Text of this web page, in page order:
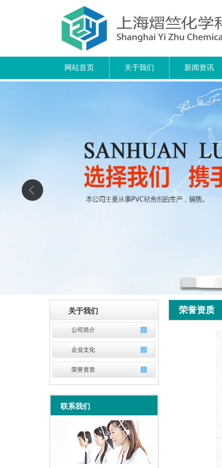
网站首页 关于我们 新闻资讯
关于我们
公司简介
企业文化
荣誉资质
联系我们
荣誉资质